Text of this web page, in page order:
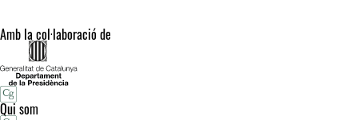
Amb la col·laboració de
Qui som